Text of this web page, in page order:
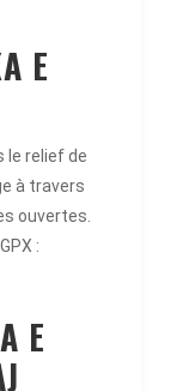
E
le relief de
à travers
ouvertes.
:
E